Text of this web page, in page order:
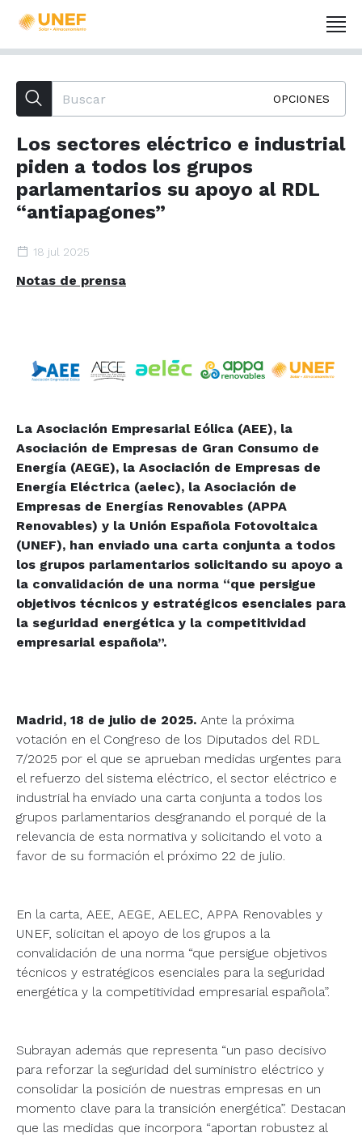
OPCIONES
Los sectores eléctrico e industrial
piden a todos los grupos
parlamentarios su apoyo al RDL
“antiapagones”
18 jul 2025
Notas de prensa
La Asociación Empresarial Eólica (AEE), la
Asociación de Empresas de Gran Consumo de
Energía (AEGE), la Asociación de Empresas de
Energía Eléctrica (aelec), la Asociación de
Empresas de Energías Renovables (APPA
Renovables) y la Unión Española Fotovoltaica
(UNEF), han enviado una carta conjunta a todos
los grupos parlamentarios solicitando su apoyo a
la convalidación de una norma “que persigue
objetivos técnicos y estratégicos esenciales para
la seguridad energética y la competitividad
empresarial española”.
Madrid, 18 de julio de 2025. Ante la próxima
votación en el Congreso de los Diputados del RDL
7/2025 por el que se aprueban medidas urgentes para
el refuerzo del sistema eléctrico, el sector eléctrico e
industrial ha enviado una carta conjunta a todos los
grupos parlamentarios desgranando el porqué de la
relevancia de esta normativa y solicitando el voto a
favor de su formación el próximo 22 de julio.
En la carta, AEE, AEGE, AELEC, APPA Renovables y
UNEF, solicitan el apoyo de los grupos a la
convalidación de una norma “que persigue objetivos
técnicos y estratégicos esenciales para la seguridad
energética y la competitividad empresarial española”.
Subrayan además que representa “un paso decisivo
para reforzar la seguridad del suministro eléctrico y
consolidar la posición de nuestras empresas en un
momento clave para la transición energética”. Destacan
que las medidas que incorpora “aportan robustez al